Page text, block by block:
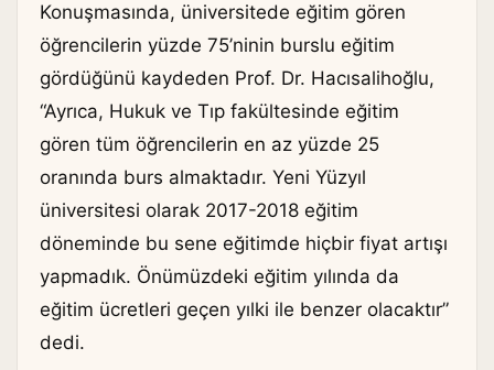
Konuşmasında, üniversitede eğitim gören
öğrencilerin yüzde 75’ninin burslu eğitim
gördüğünü kaydeden Prof. Dr. Hacısalihoğlu,
“Ayrıca, Hukuk ve Tıp fakültesinde eğitim
gören tüm öğrencilerin en az yüzde 25
oranında burs almaktadır. Yeni Yüzyıl
üniversitesi olarak 2017-2018 eğitim
döneminde bu sene eğitimde hiçbir fiyat artışı
yapmadık. Önümüzdeki eğitim yılında da
eğitim ücretleri geçen yılki ile benzer olacaktır”
dedi.